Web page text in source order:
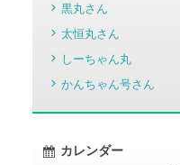
黒丸さん
太恒丸さん
しーちゃん丸
かんちゃん号さん
カレンダー